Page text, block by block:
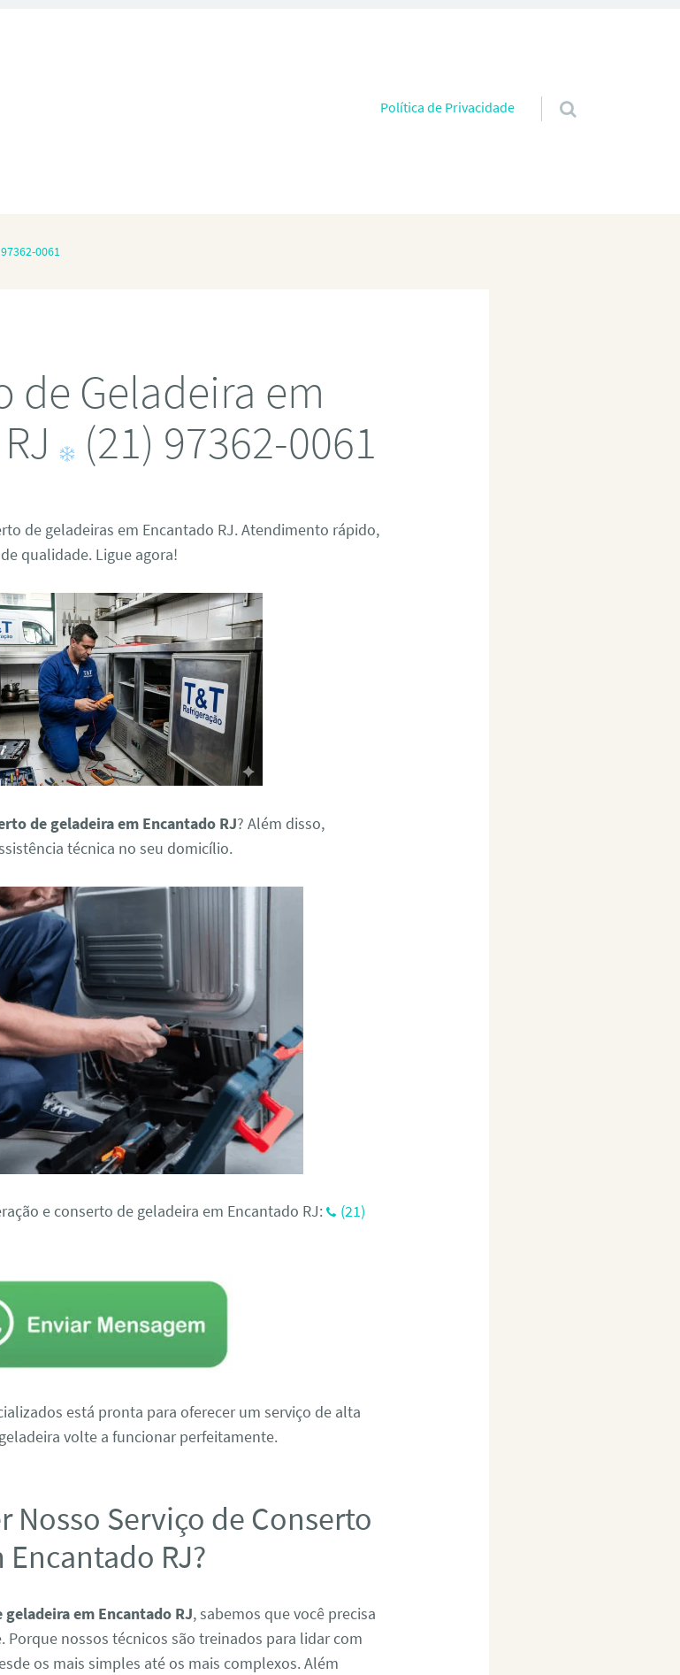
Pular para o conteúdo
Política de Privacidade
0061
de Geladeira em
(21) 97362-0061
de geladeiras em Encantado RJ. Atendimento rápido,
qualidade. Ligue agora!
de geladeira em Encantado RJ? Além disso,
técnica no seu domicílio.
e conserto de geladeira em Encantado RJ:
(21)
está pronta para oferecer um serviço de alta
volte a funcionar perfeitamente.
Nosso Serviço de Conserto
RJ?
geladeira em Encantado RJ, sabemos que você precisa
Porque nossos técnicos são treinados para lidar com
os mais simples até os mais complexos. Além